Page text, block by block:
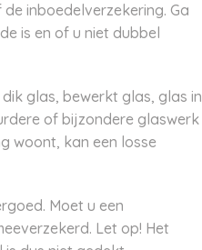
inboedelverzekering. Ga
is en of u niet dubbel
glas, bewerkt glas, glas in
of bijzondere glaswerk
woont, kan een losse
Moet u een
Let op! Het